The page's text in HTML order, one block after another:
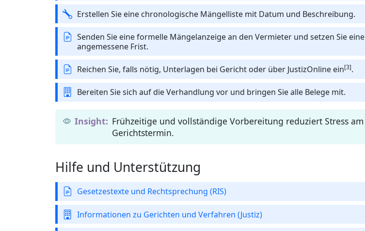
Erstellen Sie eine chronologische Mängelliste mit Datum und Beschreibung.
Senden Sie eine formelle Mängelanzeige an den Vermieter und setzen Sie eine
angemessene Frist.
Reichen Sie, falls nötig, Unterlagen bei Gericht oder über JustizOnline ein[3].
Bereiten Sie sich auf die Verhandlung vor und bringen Sie alle Belege mit.
Frühzeitige und vollständige Vorbereitung reduziert Stress am
Gerichtstermin.
Hilfe und Unterstützung
Gesetzestexte und Rechtsprechung (RIS)
Informationen zu Gerichten und Verfahren (Justiz)